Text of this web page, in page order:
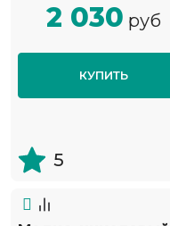
2 030 руб
КУПИТЬ
5